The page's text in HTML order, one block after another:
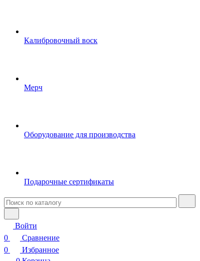
Калибровочный воск
Мерч
Оборудование для производства
Подарочные сертификаты
Войти
0
Сравнение
0
Избранное